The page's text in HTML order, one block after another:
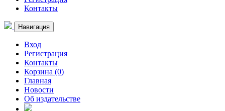
Контакты
Навигация
Вход
Регистрация
Контакты
Корзина (0)
Главная
Новости
Об издательстве